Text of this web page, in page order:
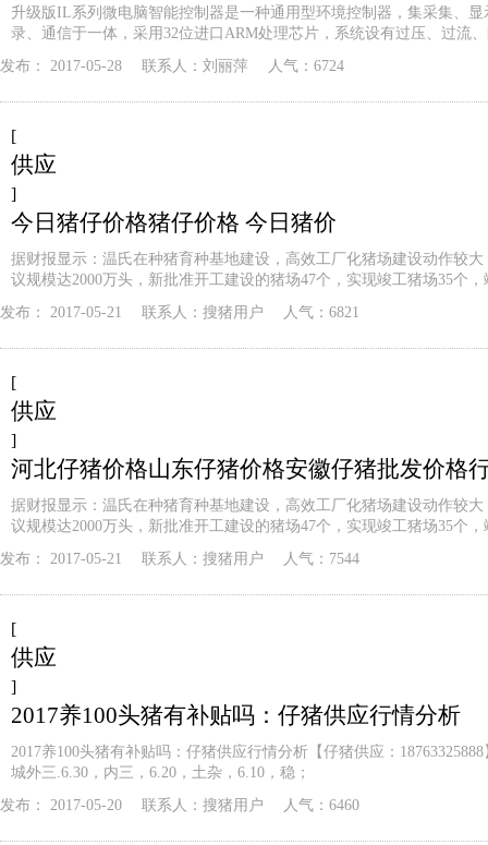
升级版IL系列微电脑智能控制器是一种通用型环境控制器，集采集、显
录、通信于一体，采用32位进口ARM处理芯片，系统设有过压、过流
发布： 2017-05-28 联系人： 刘丽萍 人气：6724
[
供应
]
今日猪仔价格猪仔价格 今日猪价
据财报显示：温氏在种猪育种基地建设，高效工厂化猪场建设动作较
议规模达2000万头，新批准开工建设的猪场47个，实现竣工猪场35个，
发布： 2017-05-21 联系人： 搜猪用户 人气：6821
[
供应
]
河北仔猪价格山东仔猪价格安徽仔猪批发价格
据财报显示：温氏在种猪育种基地建设，高效工厂化猪场建设动作较
议规模达2000万头，新批准开工建设的猪场47个，实现竣工猪场35个，
发布： 2017-05-21 联系人： 搜猪用户 人气：7544
[
供应
]
2017养100头猪有补贴吗：仔猪供应行情分析
2017养100头猪有补贴吗：仔猪供应行情分析【仔猪供应：
城外三.6.30，内三，6.20，土杂，6.10，稳；
发布： 2017-05-20 联系人： 搜猪用户 人气：6460